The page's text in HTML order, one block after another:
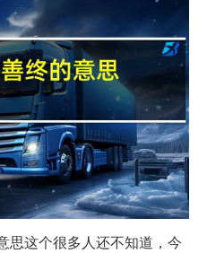
思这个很多人还不知道，今